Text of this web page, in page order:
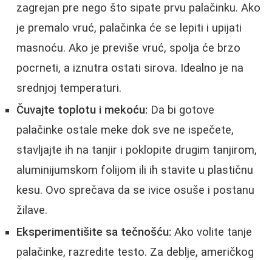
zagrejan pre nego što sipate prvu palačinku. Ako
je premalo vruć, palačinka će se lepiti i upijati
masnoću. Ako je previše vruć, spolja će brzo
pocrneti, a iznutra ostati sirova. Idealno je na
srednjoj temperaturi.
Čuvajte toplotu i mekoću: Da bi gotove
palačinke ostale meke dok sve ne ispečete,
stavljajte ih na tanjir i poklopite drugim tanjirom,
aluminijumskom folijom ili ih stavite u plastičnu
kesu. Ovo sprečava da se ivice osuše i postanu
žilave.
Eksperimentišite sa tečnošću: Ako volite tanje
palačinke, razredite testo. Za deblje, američkog